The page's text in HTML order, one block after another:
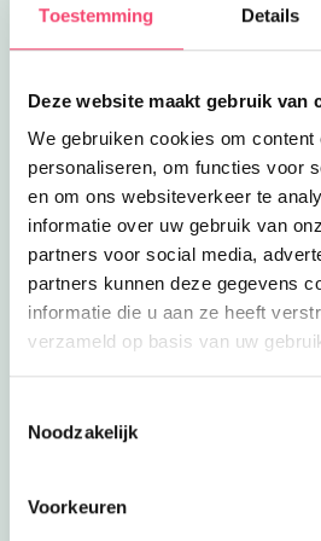
Toestemming Details
Deze website maakt gebruik van
We gebruiken cookies om content
personaliseren, om functies voor
en om ons websiteverkeer te
informatie over uw gebruik van
partners voor social media,
partners kunnen deze gegevens
informatie die u aan ze heeft
verzameld op basis van uw
Noodzakelijk
Voorkeuren
3.4 km
Eropuit
Bleiswijk.
de kids!
Lees meer Monkey Town Bleiswijk
km
Feestjes
Lijkt samen
je wel wat?
Cablepark hét
Lees meer Waterskiën bij Project 7
Project 7
Kom
Lees meer Project 7 Cablepark
Nodig je
voor een
Lees meer Kinderfeestje bij De Beren